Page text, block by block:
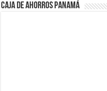
Caja de Ahorros Panamá